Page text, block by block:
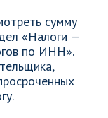
сумму
«Налоги —
по ИНН».